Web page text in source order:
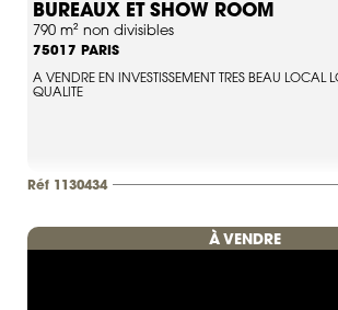
BUREAUX ET SHOW ROOM
790 m² non divisibles
75017 PARIS
A VENDRE EN INVESTISSEMENT TRES BEAU LOCAL
QUALITE
Réf 1130434
À VENDRE